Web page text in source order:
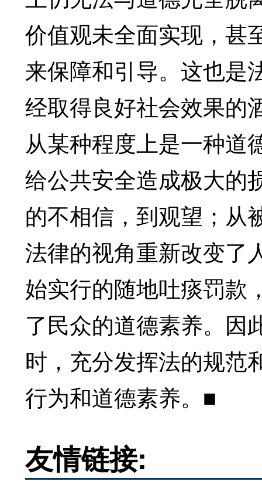
价值观未全面实现，甚
来保障和引导。这也是
经取得良好社会效果的
从某种程度上是一种道
给公共安全造成极大的
的不相信，到观望；从
法律的视角重新改变了
始实行的随地吐痰罚款
了民众的道德素养。因
时，充分发挥法的规范
行为和道德素养。■
友情链接: